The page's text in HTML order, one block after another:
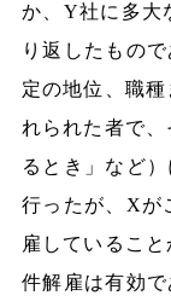
か、Y社に多大
り返したもの
定の地位、職
れられた者で
るとき」など
行ったが、Xが
雇しているこ
件解雇は有効